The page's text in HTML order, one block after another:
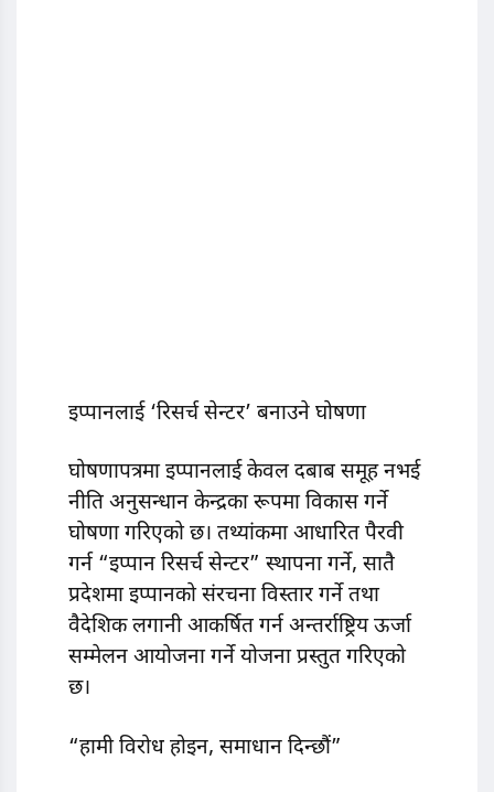
इप्पानलाई ‘रिसर्च सेन्टर’ बनाउने घोषणा
घोषणापत्रमा इप्पानलाई केवल दबाब समूह नभई
नीति अनुसन्धान केन्द्रका रूपमा विकास गर्ने
घोषणा गरिएको छ। तथ्यांकमा आधारित पैरवी
गर्न “इप्पान रिसर्च सेन्टर” स्थापना गर्ने, सातै
प्रदेशमा इप्पानको संरचना विस्तार गर्ने तथा
वैदेशिक लगानी आकर्षित गर्न अन्तर्राष्ट्रिय ऊर्जा
सम्मेलन आयोजना गर्ने योजना प्रस्तुत गरिएको
छ।
“हामी विरोध होइन, समाधान दिन्छौं”